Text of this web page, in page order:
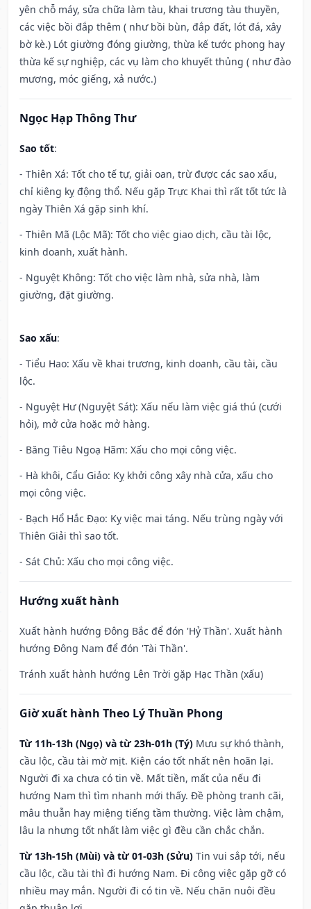
yên chỗ máy, sửa chữa làm tàu, khai trương tàu thuyền,
các việc bồi đắp thêm ( như bồi bùn, đắp đất, lót đá, xây
bờ kè.) Lót giường đóng giường, thừa kế tước phong hay
thừa kế sự nghiệp, các vụ làm cho khuyết thủng ( như đào
mương, móc giếng, xả nước.)
Ngọc Hạp Thông Thư
Sao tốt:
- Thiên Xá: Tốt cho tế tự, giải oan, trừ được các sao xấu,
chỉ kiêng kỵ động thổ. Nếu gặp Trực Khai thì rất tốt tức là
ngày Thiên Xá gặp sinh khí.
- Thiên Mã (Lộc Mã): Tốt cho việc giao dịch, cầu tài lộc,
kinh doanh, xuất hành.
- Nguyệt Không: Tốt cho việc làm nhà, sửa nhà, làm
giường, đặt giường.
Sao xấu:
- Tiểu Hao: Xấu về khai trương, kinh doanh, cầu tài, cầu
lộc.
- Nguyệt Hư (Nguyệt Sát): Xấu nếu làm việc giá thú (cưới
hỏi), mở cửa hoặc mở hàng.
- Băng Tiêu Ngoạ Hãm: Xấu cho mọi công việc.
- Hà khôi, Cẩu Giảo: Kỵ khởi công xây nhà cửa, xấu cho
mọi công việc.
- Bạch Hổ Hắc Đạo: Kỵ việc mai táng. Nếu trùng ngày với
Thiên Giải thì sao tốt.
- Sát Chủ: Xấu cho mọi công việc.
Hướng xuất hành
Xuất hành hướng Đông Bắc để đón 'Hỷ Thần'. Xuất hành
hướng Đông Nam để đón 'Tài Thần'.
Tránh xuất hành hướng Lên Trời gặp Hạc Thần (xấu)
Giờ xuất hành Theo Lý Thuần Phong
Từ 11h-13h (Ngọ) và từ 23h-01h (Tý) Mưu sự khó thành,
cầu lộc, cầu tài mờ mịt. Kiện cáo tốt nhất nên hoãn lại.
Người đi xa chưa có tin về. Mất tiền, mất của nếu đi
hướng Nam thì tìm nhanh mới thấy. Đề phòng tranh cãi,
mâu thuẫn hay miệng tiếng tầm thường. Việc làm chậm,
lâu la nhưng tốt nhất làm việc gì đều cần chắc chắn.
Từ 13h-15h (Mùi) và từ 01-03h (Sửu) Tin vui sắp tới, nếu
cầu lộc, cầu tài thì đi hướng Nam. Đi công việc gặp gỡ có
nhiều may mắn. Người đi có tin về. Nếu chăn nuôi đều